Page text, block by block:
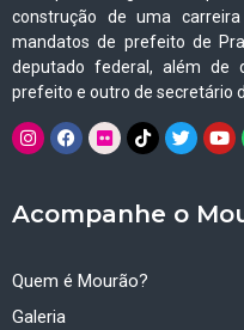
construção de uma
mandatos de prefeito de
deputado federal, além de
prefeito e outro de secretário
Acompanhe o
Quem é Mourão?
Galeria